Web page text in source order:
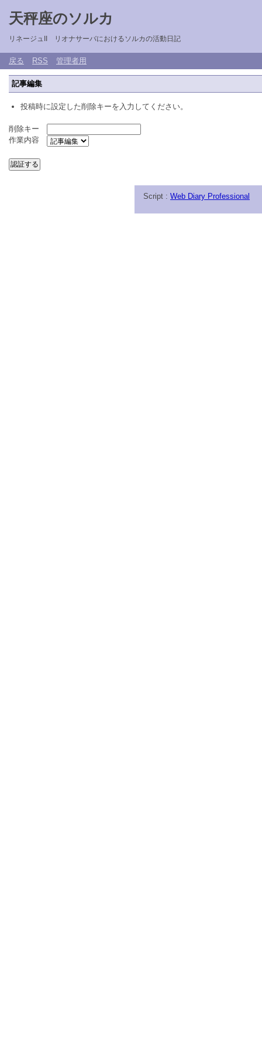
天秤座のソルカ
リネージュII リオナサーバにおけるソルカの活動日記
戻る RSS 管理者用
記事編集
投稿時に設定した削除キーを入力してください。
削除キー
作業内容
Script : Web Diary Professional